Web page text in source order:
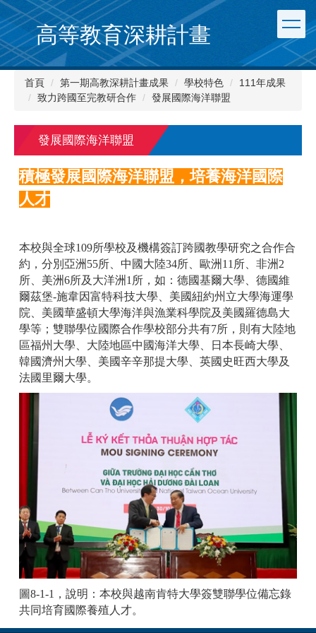
跳
到
主
要
內
高等教育深耕計畫
首頁 第一期高教深耕計畫成果 學校特色
111年成果
致力跨國至完教研合作
發展國際海洋聯盟
發展國際海洋聯盟
積極發展國際海洋聯盟，培養海洋國際
人才
本校與全球109所學校及機構簽訂跨國教學研究之合作合
約，分別亞洲55所、中國大陸34所、歐洲11所、非洲2
所、美洲6所及大洋洲1所，如：德國基爾大學、德國維
爾茲堡-施韋因富特科技大學、美國紐約州立大學海運學
院、美國華盛頓大學海洋與漁業科學院及美國羅德島大
學等；雙聯學位國際合作學校部分共有7所，則有大陸地
區福州大學、大陸地區中國海洋大學、日本長崎大學、
韓國濟州大學、美國辛辛那提大學、英國史旺西大學及
法國里爾大學。
圖8-1-1，說明：本校與越南肯特大學簽雙聯學位備忘錄
共同培育國際養殖人才。